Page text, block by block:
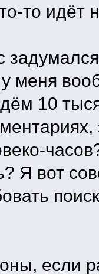
то идёт
меня
10
Я вот
если